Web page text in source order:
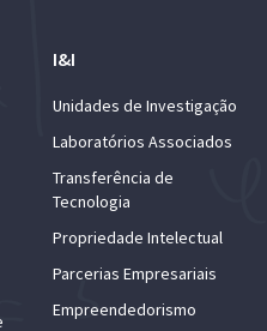
I&I
Unidades de Investigação
Laboratórios Associados
Transferência de
Tecnologia
Propriedade Intelectual
Parcerias Empresariais
Empreendedorismo